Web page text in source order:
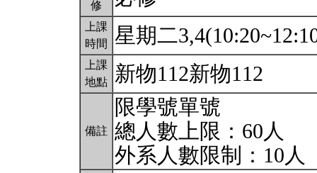
修
上課
時間
星期二
上課
地點
新物112新物112
備註
限學號單號
總人數上限：60人
外系人數限制：10人